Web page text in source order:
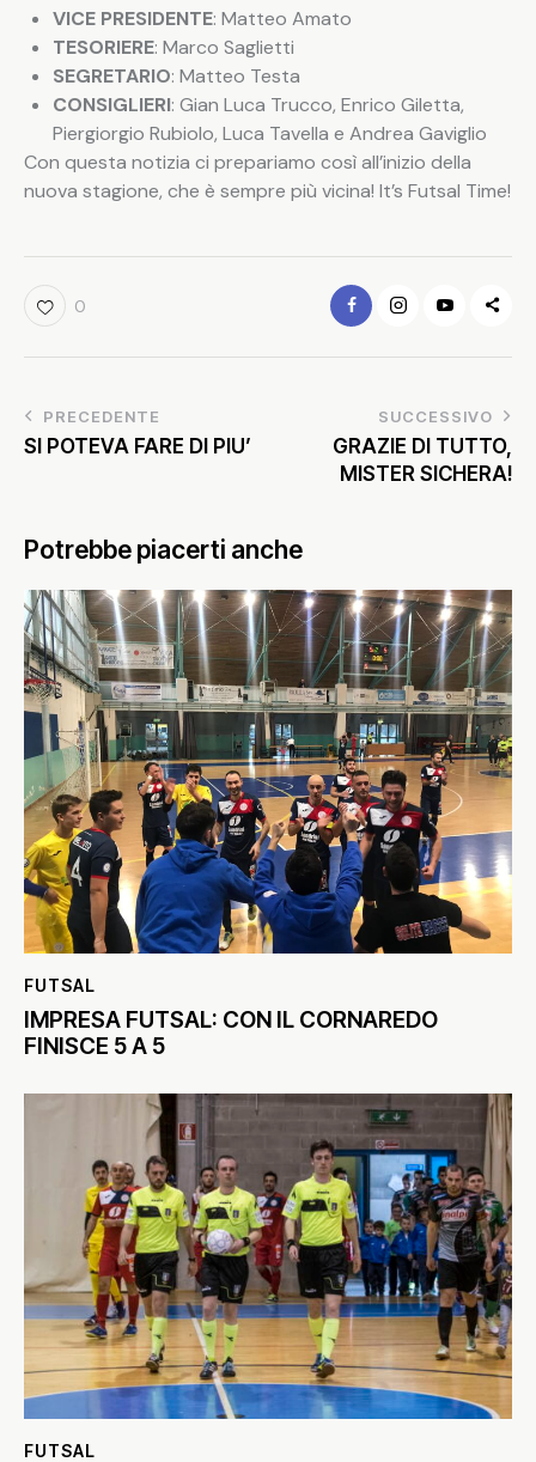
VICE PRESIDENTE: Matteo Amato
TESORIERE: Marco Saglietti
SEGRETARIO: Matteo Testa
CONSIGLIERI: Gian Luca Trucco, Enrico Giletta,
Piergiorgio Rubiolo, Luca Tavella e Andrea Gaviglio
Con questa notizia ci prepariamo così all’inizio della
nuova stagione, che è sempre più vicina! It’s Futsal Time!
0
PRECEDENTE
SI POTEVA FARE DI PIU’
SUCCESSIVO
GRAZIE DI TUTTO,
MISTER SICHERA!
Potrebbe piacerti anche
FUTSAL
IMPRESA FUTSAL: CON IL CORNAREDO
FINISCE 5 A 5
FUTSAL